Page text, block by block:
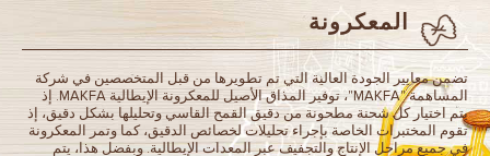
المعكرونة
تضمن معايير الجودة العالية التي تم تطويرها من قبل المتخصصين في شركة
المساهمة "MAKFA"، توفير المذاق الأصيل للمعكرونة الإيطالية MAKFA. إذ
يتم اختيار كل شحنة مطحونة من دقيق القمح القاسي وتحليلها بشكل دقيق، إذ
تقوم المختبرات الخاصة بإجراء تحليلات لخصائص الدقيق، كما وتمر المعكرونة
في جميع مراحل الإنتاج والتجفيف عبر المعدات الإيطالية. وبفضل هذا، يتم